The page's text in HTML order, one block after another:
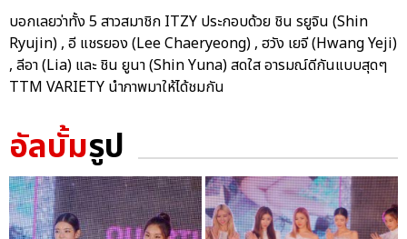
บอกเลยว่าทั้ง 5 สาวสมาชิก ITZY ประกอบด้วย ชิน รยูจิน (Shin
Ryujin) , อี แชรยอง (Lee Chaeryeong) , ฮวัง เยจี (Hwang Yeji)
, ลีอา (Lia) และ ชิน ยูนา (Shin Yuna) สดใส อารมณ์ดีกันแบบสุดๆ
TTM VARIETY นำภาพมาให้ได้ชมกัน
อัลบั้มรูป